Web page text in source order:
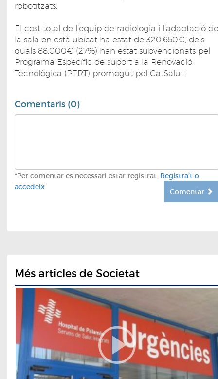
robotitzats.
El cost total de l’equip de radiologia i l’adaptació de
la sala on està ubicat ha estat de 320.650€, dels
quals 88.000€ (27%) han estat subvencionats pel
Programa Específic de suport a la Renovació
Tecnològica (PERT) promogut pel CatSalut.
Comentaris (0)
*Per comentar es necessari estar registrat. Registra't o
accedeix
Comentar
Més articles de Societat